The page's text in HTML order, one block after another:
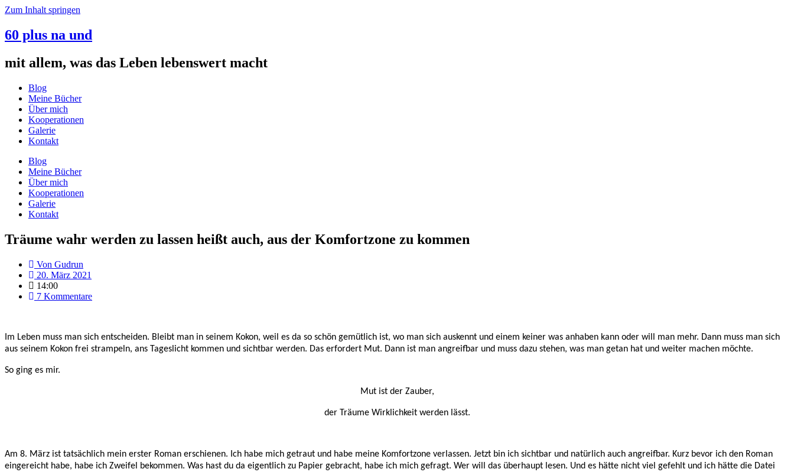
Zum Inhalt springen
60 plus na und
mit allem, was das Leben lebenswert macht
Blog
Meine Bücher
Über mich
Kooperationen
Galerie
Kontakt
Blog
Meine Bücher
Über mich
Kooperationen
Galerie
Kontakt
Träume wahr werden zu lassen heißt auch, aus der Komfortzone zu kommen
Von Gudrun
20. März 2021
14:00
7 Kommentare
Im Leben muss man sich entscheiden. Bleibt man in seinem Kokon, weil es da so schön gemütlich ist, wo man sich auskennt und einem keiner was anhaben kann oder will man mehr. Dann muss man sich
aus seinem Kokon frei strampeln, ans Tageslicht kommen und sichtbar werden. Das erfordert Mut. Dann ist man angreifbar und muss dazu stehen, was man getan hat und weiter machen möchte.
So ging es mir.
Mut ist der Zauber,
der Träume Wirklichkeit werden lässt.
Am 8. März ist tatsächlich mein erster Roman erschienen. Ich habe mich getraut und habe meine Komfortzone verlassen. Jetzt bin ich sichtbar und natürlich auch angreifbar. Kurz bevor ich den Roman
eingereicht habe, habe ich Zweifel bekommen. Was hast du da eigentlich zu Papier gebracht, habe ich mich gefragt. Wer will das überhaupt lesen. Und es hätte nicht viel gefehlt und ich hätte die Datei